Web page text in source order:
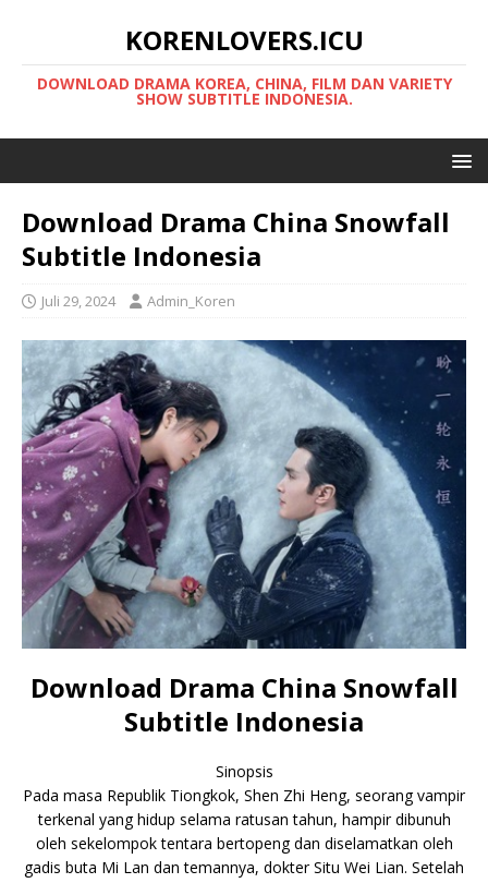
KORENLOVERS.ICU
DOWNLOAD DRAMA KOREA, CHINA, FILM DAN VARIETY
SHOW SUBTITLE INDONESIA.
Download Drama China Snowfall
Subtitle Indonesia
Juli 29, 2024 Admin_Koren
Download Drama China Snowfall
Subtitle Indonesia
Sinopsis
Pada masa Republik Tiongkok, Shen Zhi Heng, seorang vampir
terkenal yang hidup selama ratusan tahun, hampir dibunuh
oleh sekelompok tentara bertopeng dan diselamatkan oleh
gadis buta Mi Lan dan temannya, dokter Situ Wei Lian. Setelah